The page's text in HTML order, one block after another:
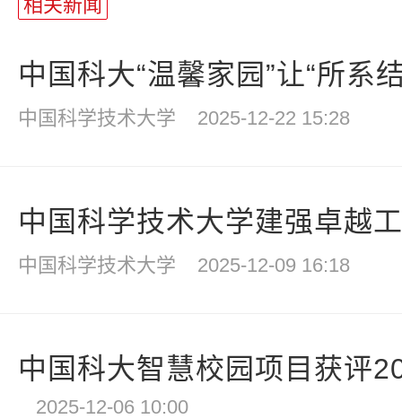
相关新闻
中国科大“温馨家园”让“所系
中国科学技术大学 2025-12-22 15:28
中国科学技术大学建强卓越
中国科学技术大学 2025-12-09 16:18
中国科大智慧校园项目获评
2025-12-06 10:00